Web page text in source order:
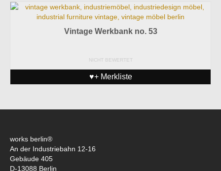
Vintage Werkbank no. 53
NICHT BEWERTET
♥+ Merkliste
works berlin®
An der Industriebahn 12-16
Gebäude 405
D-13088 Berlin